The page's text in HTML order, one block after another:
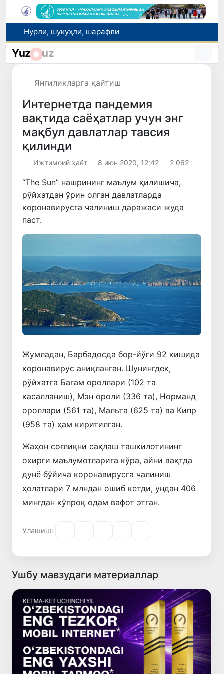
Нурли, шукуҳли, шарафли
Рақобат қўмитаси аралашуви билан тадбиркордан газ учун асоссиз ундирилган тўлов қайтарилиши таъминланди
Yuz uz
Янгиликларга қайтиш
Интернетда пандемия
вақтида саёҳатлар учун энг
мақбул давлатлар тавсия
қилинди
Ижтимоий ҳаёт 8 июн 2020, 12:42 2 062
“The Sun” нашрининг маълум қилишича,
рўйхатдан ўрин олган давлатларда
коронавирусга чалиниш даражаси жуда
паст.
Жумладан, Барбадосда бор-йўғи 92 кишида
коронавирус аниқланган. Шунингдек,
рўйхатга Багам ороллари (102 та
касалланиш), Мэн ороли (336 та), Норманд
ороллари (561 та), Мальта (625 та) ва Кипр
(958 та) ҳам киритилган.
Жаҳон соғлиқни сақлаш ташкилотининг
охирги маълумотларига кўра, айни вақтда
дунё бўйича коронавирусга чалиниш
ҳолатлари 7 млндан ошиб кетди, ундан 406
мингдан кўпроқ одам вафот этган.
Улашиш:
Ушбу мавзудаги материаллар